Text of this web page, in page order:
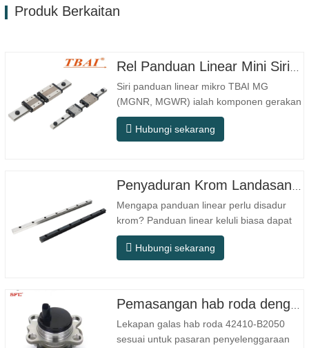
Produk Berkaitan
Siri panduan linear mikro TBAI MG
(MGNR, MGWR) ialah komponen gerakan
linear berprestasi tinggi yang direka
khusus untuk peralatan kecil berketepatan
kedudukan tinggi, dan ruang pemasangan
yang kecil. MGNR direka dengan…
Hubungi sekarang
Mengapa panduan linear perlu disadur
krom? Panduan linear keluli biasa dapat
memenuhi keperluan operasi asas dalam
persekitaran kering dalaman
automasi, mesin alat ketepatan, peralatan
luar, bengkel pemprosesan lembap, dan…
Hubungi sekarang
Lekapan galas hab roda 42410-B2050
sesuai untuk pasaran penyelenggaraan